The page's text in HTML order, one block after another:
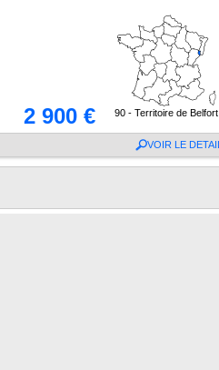
2 900 € 90 - Territoire de Belfort
VOIR LE DETAIL